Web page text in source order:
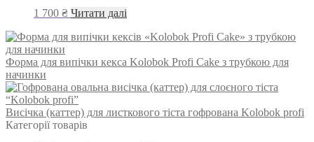
товару
1 700 ₴ Читати далі
Форма для випічки кекса Kolobok Profi Cake з трубкою для
начинки
Висічка (каттер) для листкового тіста гофрована Kolobok profi
Категорії товарів